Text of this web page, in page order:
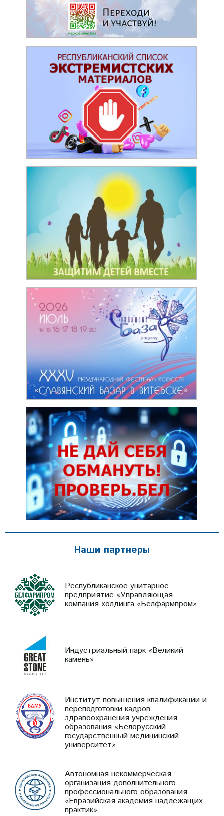
Наши партнеры
Республиканское унитарное
предприятие «Управляющая
компания холдинга «Белфармпром»
Индустриальный парк «Великий
камень»
Институт повышения квалификации и
переподготовки кадров
здравоохранения учреждения
образования «Белорусский
государственный медицинский
университет»
Автономная некоммерческая
организация дополнительного
профессионального образования
«Евразийская академия надлежащих
практик»